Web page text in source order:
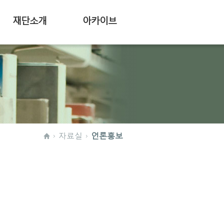
재단소개 아카이브
자료실 언론홍보